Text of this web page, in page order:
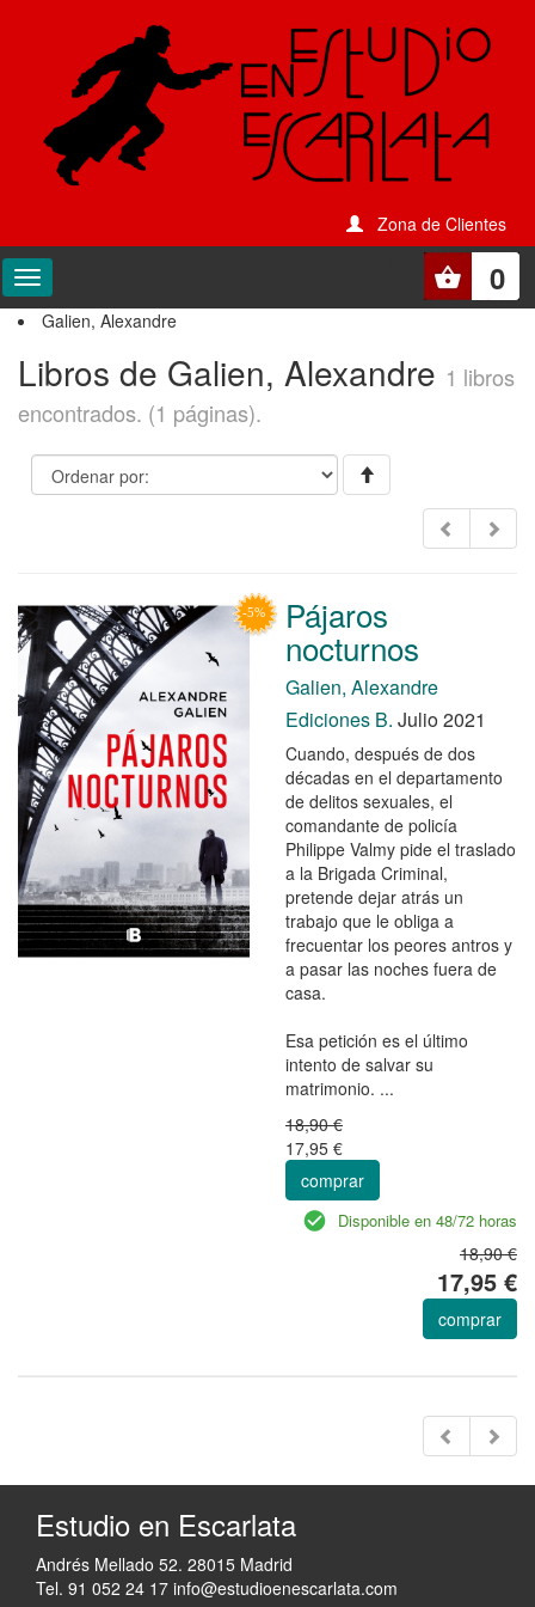
Zona de Clientes
0
Galien, Alexandre
Libros de Galien, Alexandre 1 libros
encontrados. (1 páginas).
Pájaros
nocturnos
Galien, Alexandre
Ediciones B. Julio 2021
Cuando, después de dos
décadas en el departamento
de delitos sexuales, el
comandante de policía
Philippe Valmy pide el traslado
a la Brigada Criminal,
pretende dejar atrás un
trabajo que le obliga a
frecuentar los peores antros y
a pasar las noches fuera de
casa.
Esa petición es el último
intento de salvar su
matrimonio. ...
18,90 €
17,95 €
comprar
Disponible en 48/72 horas
18,90 €
17,95 €
comprar
Estudio en Escarlata
Andrés Mellado 52. 28015 Madrid
Tel. 91 052 24 17 info@estudioenescarlata.com